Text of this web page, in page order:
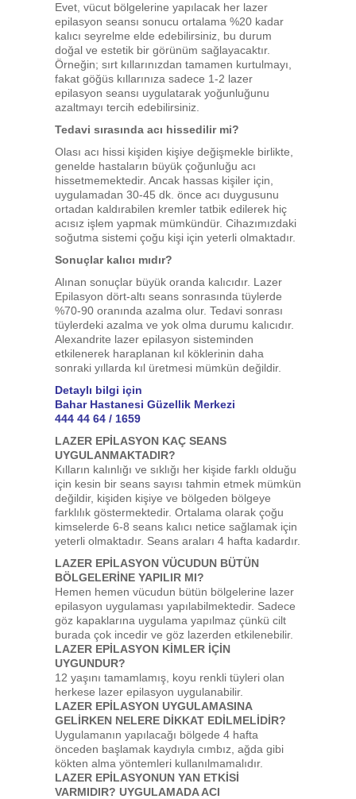
Evet, vücut bölgelerine yapılacak her lazer
epilasyon seansı sonucu ortalama %20 kadar
kalıcı seyrelme elde edebilirsiniz, bu durum
doğal ve estetik bir görünüm sağlayacaktır.
Örneğin; sırt kıllarınızdan tamamen kurtulmayı,
fakat göğüs kıllarınıza sadece 1-2 lazer
epilasyon seansı uygulatarak yoğunluğunu
azaltmayı tercih edebilirsiniz.
Tedavi sırasında acı hissedilir mi?
Olası acı hissi kişiden kişiye değişmekle birlikte,
genelde hastaların büyük çoğunluğu acı
hissetmemektedir. Ancak hassas kişiler için,
uygulamadan 30-45 dk. önce acı duygusunu
ortadan kaldırabilen kremler tatbik edilerek hiç
acısız işlem yapmak mümkündür. Cihazımızdaki
soğutma sistemi çoğu kişi için yeterli olmaktadır.
Sonuçlar kalıcı mıdır?
Alınan sonuçlar büyük oranda kalıcıdır. Lazer
Epilasyon dört-altı seans sonrasında tüylerde
%70-90 oranında azalma olur. Tedavi sonrası
tüylerdeki azalma ve yok olma durumu kalıcıdır.
Alexandrite lazer epilasyon sisteminden
etkilenerek haraplanan kıl köklerinin daha
sonraki yıllarda kıl üretmesi mümkün değildir.
Detaylı bilgi için
Bahar Hastanesi Güzellik Merkezi
444 44 64 / 1659
LAZER EPİLASYON KAÇ SEANS
UYGULANMAKTADIR?
Kılların kalınlığı ve sıklığı her kişide farklı olduğu
için kesin bir seans sayısı tahmin etmek mümkün
değildir, kişiden kişiye ve bölgeden bölgeye
farklılık göstermektedir. Ortalama olarak çoğu
kimselerde 6-8 seans kalıcı netice sağlamak için
yeterli olmaktadır. Seans araları 4 hafta kadardır.
LAZER EPİLASYON VÜCUDUN BÜTÜN
BÖLGELERİNE YAPILIR MI?
Hemen hemen vücudun bütün bölgelerine lazer
epilasyon uygulaması yapılabilmektedir. Sadece
göz kapaklarına uygulama yapılmaz çünkü cilt
burada çok incedir ve göz lazerden etkilenebilir.
LAZER EPİLASYON KİMLER İÇİN
UYGUNDUR?
12 yaşını tamamlamış, koyu renkli tüyleri olan
herkese lazer epilasyon uygulanabilir.
LAZER EPİLASYON UYGULAMASINA
GELİRKEN NELERE DİKKAT EDİLMELİDİR?
Uygulamanın yapılacağı bölgede 4 hafta
önceden başlamak kaydıyla cımbız, ağda gibi
kökten alma yöntemleri kullanılmamalıdır.
LAZER EPİLASYONUN YAN ETKİSİ
VARMIDIR? UYGULAMADA ACI